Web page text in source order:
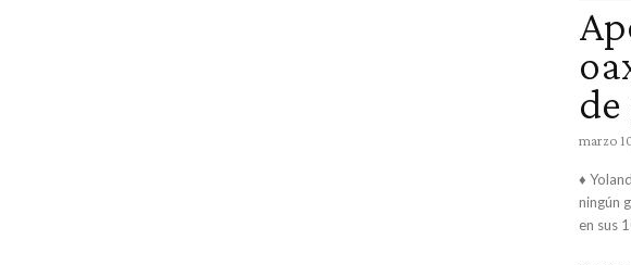
marzo
♦ Yolanda
ningún
en sus